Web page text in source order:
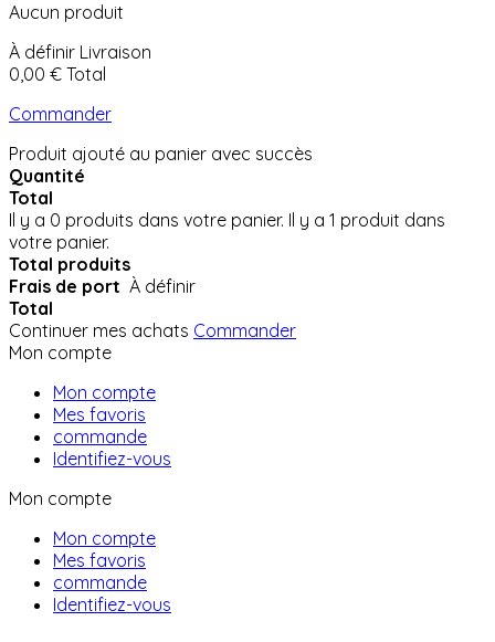
Aucun produit
À définir Livraison
0,00 € Total
Commander
Produit ajouté au panier avec succès
Quantité
Total
Il y a 0 produits dans votre panier. Il y a 1 produit dans
votre panier.
Total produits
Frais de port À définir
Total
Continuer mes achats Commander
Mon compte
Mon compte
Mes favoris
commande
Identifiez-vous
Mon compte
Mon compte
Mes favoris
commande
Identifiez-vous